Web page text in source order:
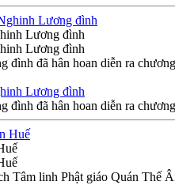
Lương đình
Lương đình
đã hân hoan diễn ra
Lương đình
đã hân hoan diễn ra
Tâm linh Phật giáo Quán